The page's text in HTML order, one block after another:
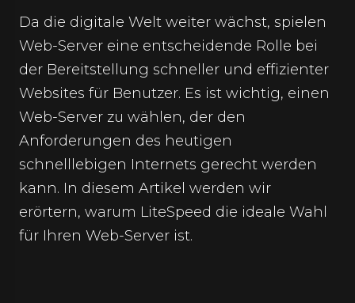
Da die digitale Welt weiter wächst, spielen
Web-Server eine entscheidende Rolle bei
der Bereitstellung schneller und effizienter
Websites für Benutzer. Es ist wichtig, einen
Web-Server zu wählen, der den
Anforderungen des heutigen
schnelllebigen Internets gerecht werden
kann. In diesem Artikel werden wir
erörtern, warum LiteSpeed die ideale Wahl
für Ihren Web-Server ist.